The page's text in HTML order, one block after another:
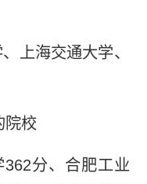
上海交通大学、
院校
分、合肥工业